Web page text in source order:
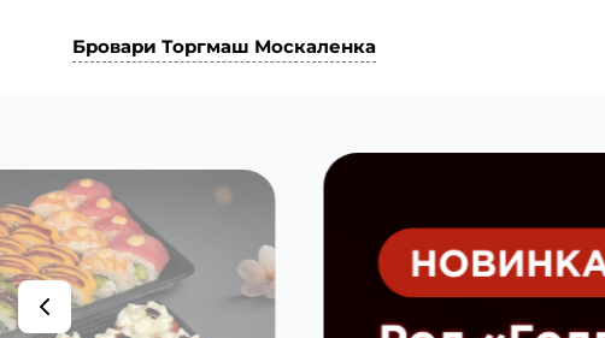
Бровари Торгмаш Москаленка